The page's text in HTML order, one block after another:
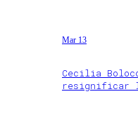
Mar 13
Cecilia
resignificar